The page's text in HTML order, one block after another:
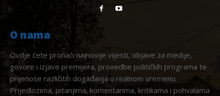
O nama
Ovdje ćete pronaći najnovije vijesti, objave za medije,
govore i izjave premijera, provedbe političkih programa te
prijenose različitih događanja u realnom vremenu.
Prijedlozima, pitanjima, komentarima, kritikama i pohvalama